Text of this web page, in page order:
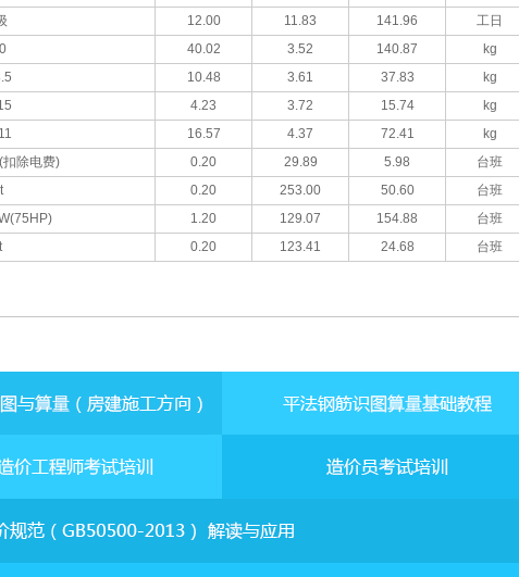
12.00 11.83 141.96 工日
40.02 3.52 140.87
kg
10.48 3.61 37.83
kg
4.23 3.72 15.74
kg
16.57 4.37 72.41 kg
扣除电费) 0.20 29.89 5.98
台班
0.20 253.00 50.60
台班
1.20 129.07 154.88
台班
0.20 123.41 24.68 台班